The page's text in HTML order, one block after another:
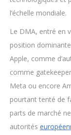
l’échelle mondiale.
Le DMA, entré en
position
Apple, comme
comme
Meta ou encore
pourtant tenté de
parts de marché
autorités